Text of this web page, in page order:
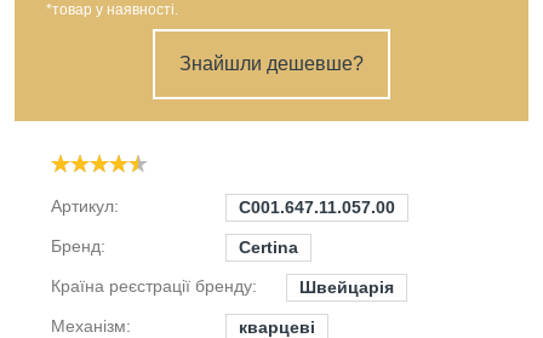
*товар у наявності.
Знайшли дешевше?
Артикул:
C001.647.11.057.00
Бренд:
Certina
Країна реєстрації бренду:
Швейцарія
Механізм:
кварцеві